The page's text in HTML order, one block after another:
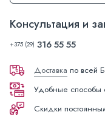
Консультация и
+375 (29) 316 55 55
Доставка по всей
Удобные способы
Скидки